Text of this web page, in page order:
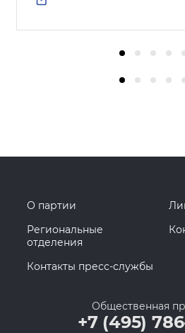
О партии
Региональные
отделения
Контакты пресс-службы
Общественная
+7 (495)